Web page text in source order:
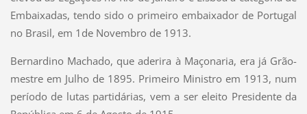
Embaixadas, tendo sido o primeiro embaixador de Portugal
no Brasil, em 1de Novembro de 1913.
Bernardino Machado, que aderira à Maçonaria, era já Grão-
mestre em Julho de 1895. Primeiro Ministro em 1913, num
período de lutas partidárias, vem a ser eleito Presidente da